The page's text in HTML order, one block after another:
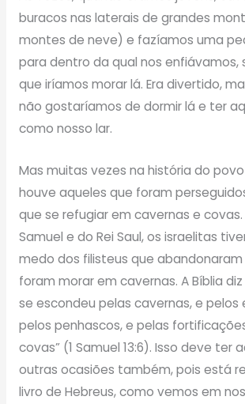
buracos nas laterais de grandes
montes de neve) e fazíamos uma
para dentro da qual nos enfiávamos,
que iríamos morar lá. Era divertido,
não gostaríamos de dormir lá e ter
como nosso lar.
Mas muitas vezes na história do
houve aqueles que foram
que se refugiar em cavernas e
Samuel e do Rei Saul, os israelitas
medo dos filisteus que abandonaram
foram morar em cavernas. A Bíblia
se escondeu pelas cavernas, e pelos
pelos penhascos, e pelas
covas” (1 Samuel 13:6). Isso deve ter
outras ocasiões também, pois está
livro de Hebreus, como vemos em